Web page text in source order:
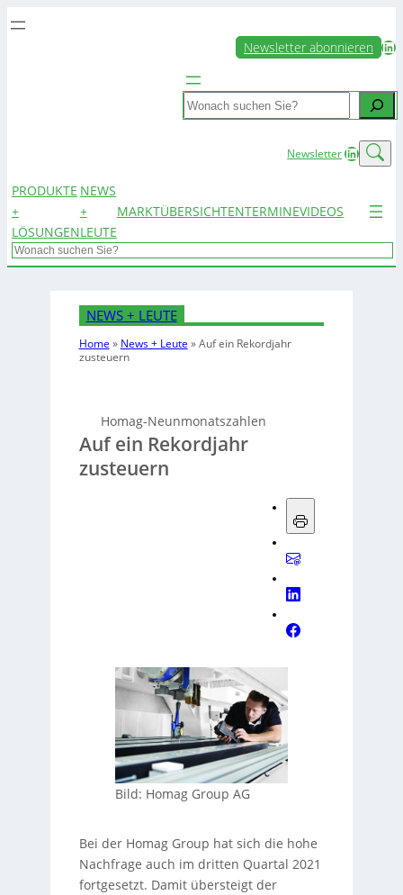
Newsletter abonnieren LinkedIn
Search
NewsletterLinkedIn
PRODUKTE
+
LÖSUNGEN
NEWS
+
LEUTE
MARKTÜBERSICHTENTERMINEVIDEOS
Search
NEWS + LEUTE
Home » News + Leute »Auf ein Rekordjahr
zusteuern
Homag-Neunmonatszahlen
Auf ein Rekordjahr
zusteuern
Bild: Homag Group AG
Bei der Homag Group hat sich die hohe
Nachfrage auch im dritten Quartal 2021
fortgesetzt. Damit übersteigt der